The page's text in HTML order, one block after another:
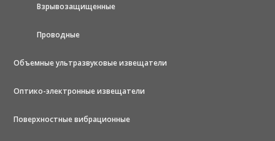
Взрывозащищенные
Проводные
Объемные ультразвуковые извещатели
Оптико-электронные извещатели
Поверхностные вибрационные